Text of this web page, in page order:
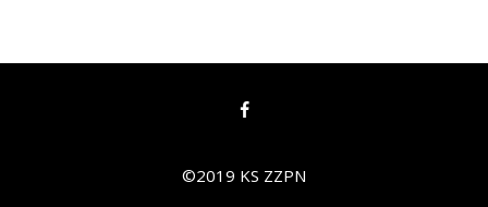
©2019 KS ZZPN